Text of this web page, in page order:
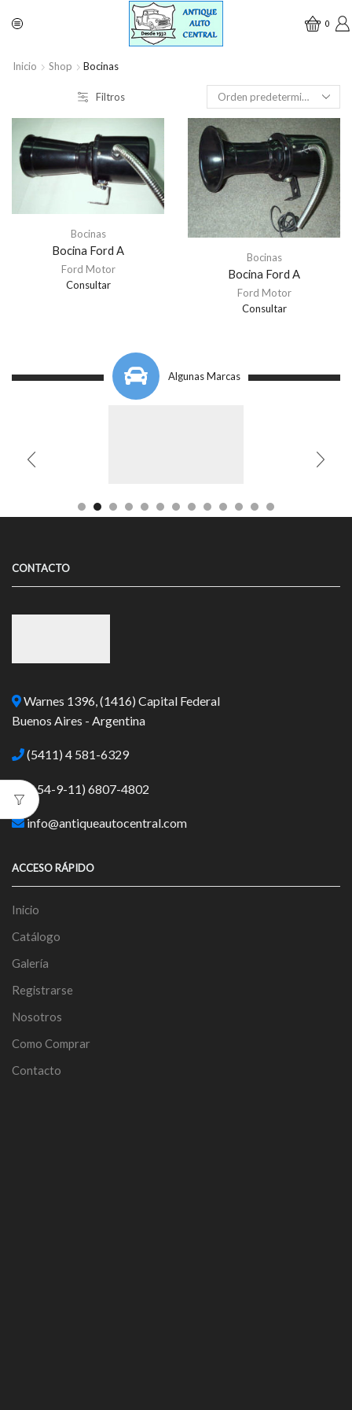
0
Inicio Shop Bocinas
Filtros
Bocinas
Bocina Ford A
Ford Motor
Consultar
Bocinas
Bocina Ford A
Ford Motor
Consultar
Algunas Marcas
CONTACTO
Warnes 1396, (1416) Capital Federal
Buenos Aires - Argentina
(5411) 4 581-6329
(+54-9-11) 6807-4802
info@antiqueautocentral.com
ACCESO RÁPIDO
Inicio
Catálogo
Galería
Registrarse
Nosotros
Como Comprar
Contacto